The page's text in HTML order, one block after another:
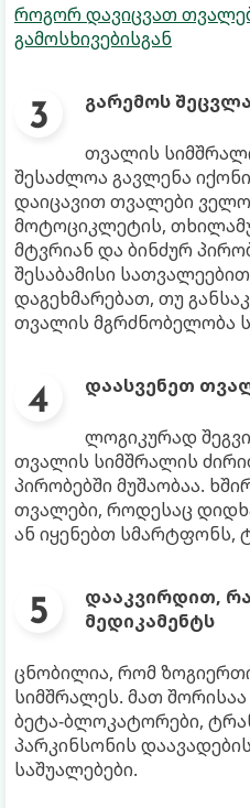
როგორ დავიცვათ
გამოსხივებისგან
გარემოს შეცვლა
თვალის
შესაძლოა გავლენა
დაიცავით თვალები
მოტოციკლეტის,
მტვრიან და ბინძურ
შესაბამისი
დაგეხმარებათ, თუ
თვალის მგრძნობელობა
დაასვენეთ
ლოგიკურად
თვალის სიმშრალის
პირობებში მუშაობაა.
თვალები, როდესაც
ან იყენებთ სმარტფონს,
დააკვირდით,
მედიკამენტს
ცნობილია, რომ
სიმშრალეს. მათ
ბეტა-ბლოკატორები,
პარკინსონის
საშუალებები.